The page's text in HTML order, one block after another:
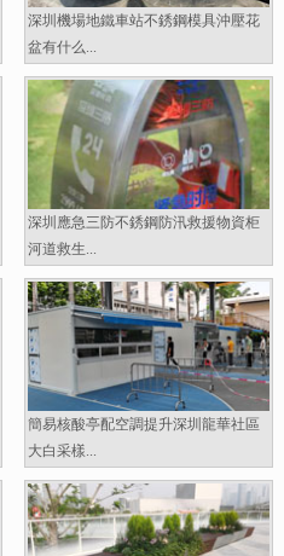
深圳機場地鐵車站不銹鋼模具沖壓花
盆有什么...
深圳應急三防不銹鋼防汛救援物資柜
河道救生...
簡易核酸亭配空調提升深圳龍華社區
大白采樣...